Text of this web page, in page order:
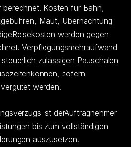
berechnet. Kosten für Bahn,
Maut, Übernachtung
werden gegen
Verpflegungsmehraufwand
zulässigen Pauschalen
sofern
werden.
ist derAuftragnehmer
bis zum vollständigen
auszusetzen.